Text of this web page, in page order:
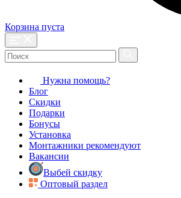
Корзина пуста
Нужна помощь?
Блог
Скидки
Подарки
Бонусы
Установка
Монтажники рекомендуют
Вакансии
Выбей скидку
Оптовый раздел